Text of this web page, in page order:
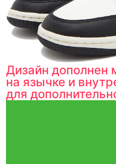
Дизайн дополнен
на язычке и
для